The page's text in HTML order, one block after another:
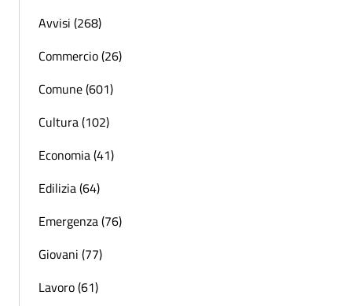
Avvisi (268)
Commercio (26)
Comune (601)
Cultura (102)
Economia (41)
Edilizia (64)
Emergenza (76)
Giovani (77)
Lavoro (61)